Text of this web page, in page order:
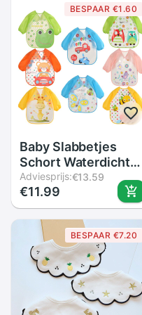
BESPAAR €1.60
Baby Slabbetjes
Schort Waterdichte
Leuke Dieren Kind
Peuter Kleurrijke
Eva Kids Feeding
Schort Burp Doeken
Zacht Met Lange
Mouwen
Adviesprijs:€13.59
€11.99
BESPAAR €7.20